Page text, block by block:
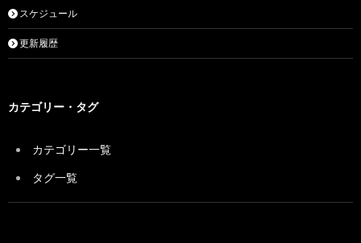
スケジュール
更新履歴
カテゴリー・タグ
カテゴリー一覧
タグ一覧